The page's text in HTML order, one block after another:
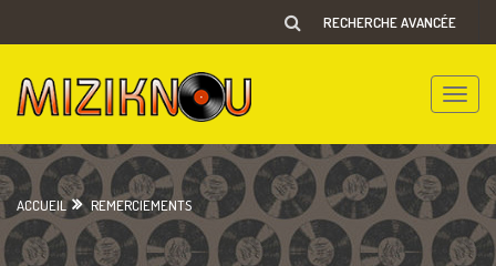
RECHERCHE AVANCÉE
Toggle
ACCUEIL REMERCIEMENTS